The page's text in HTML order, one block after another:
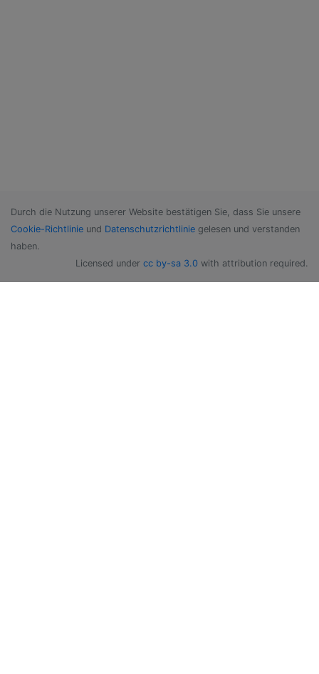
Durch die Nutzung unserer Website bestätigen Sie, dass Sie unsere
Cookie-Richtlinie und Datenschutzrichtlinie gelesen und verstanden
haben.
Licensed under cc by-sa 3.0 with attribution required.